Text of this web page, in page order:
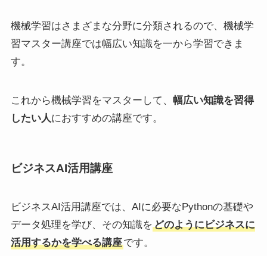
機械学習はさまざまな分野に分類されるので、機械学
習マスター講座では幅広い知識を一から学習できま
す。
これから機械学習をマスターして、 幅広い知識を習得
したい人におすすめの講座です。
ビジネスAI活用講座
ビジネスAI活用講座では、AIに必要なPythonの基礎や
データ処理を学び、その知識をどのようにビジネスに
活用するかを学べる講座です。